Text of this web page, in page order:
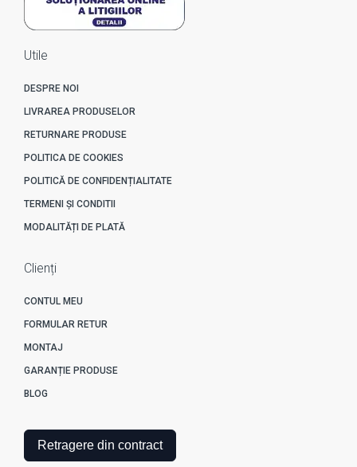
Utile
DESPRE NOI
LIVRAREA PRODUSELOR
RETURNARE PRODUSE
POLITICA DE COOKIES
POLITICĂ DE CONFIDENȚIALITATE
TERMENI ȘI CONDITII
MODALITĂȚI DE PLATĂ
Clienți
CONTUL MEU
FORMULAR RETUR
MONTAJ
GARANȚIE PRODUSE
BLOG
Retragere din contract